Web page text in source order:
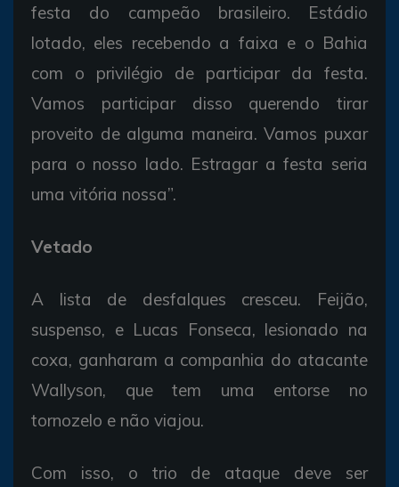
festa do campeão brasileiro. Estádio
lotado, eles recebendo a faixa e o Bahia
com o privilégio de participar da festa.
Vamos participar disso querendo tirar
proveito de alguma maneira. Vamos puxar
para o nosso lado. Estragar a festa seria
uma vitória nossa”.
Vetado
A lista de desfalques cresceu. Feijão,
suspenso, e Lucas Fonseca, lesionado na
coxa, ganharam a companhia do atacante
Wallyson, que tem uma entorse no
tornozelo e não viajou.
Com isso, o trio de ataque deve ser